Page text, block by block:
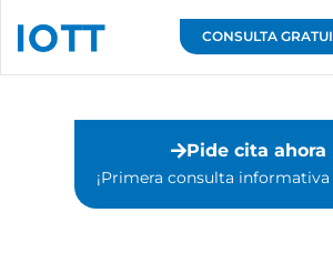
contenido
CONSULTA
Pide cita ahora
¡Primera consulta